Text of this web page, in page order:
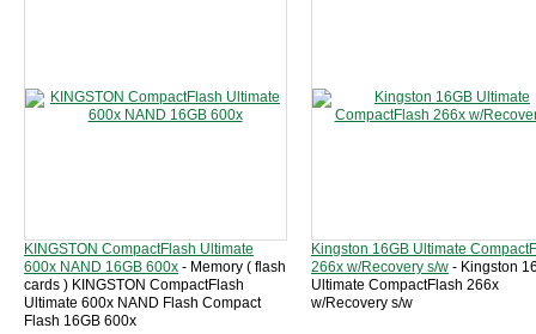
KINGSTON CompactFlash Ultimate
600x NAND 16GB 600x - Memory ( flash
cards ) KINGSTON CompactFlash
Ultimate 600x NAND Flash Compact
Flash 16GB 600x
Kingston 16GB Ultimate
266x w/Recovery s/w - Kingston
Ultimate CompactFlash 266x
w/Recovery s/w